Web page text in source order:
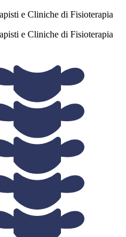
e Cliniche di Fisioterapia
e Cliniche di Fisioterapia